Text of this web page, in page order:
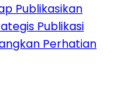
Publikasikan
Publikasi
Perhatian